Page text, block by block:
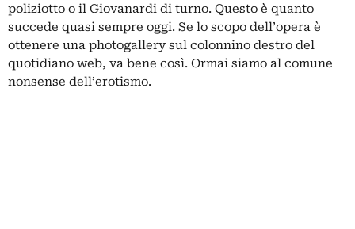
poliziotto o il Giovanardi di turno. Questo è quanto
succede quasi sempre oggi. Se lo scopo dell’opera è
ottenere una photogallery sul colonnino destro del
quotidiano web, va bene così. Ormai siamo al comune
nonsense dell’erotismo.